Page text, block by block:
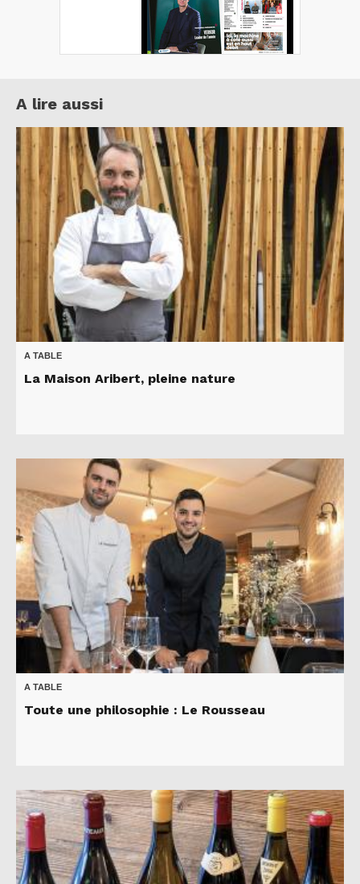
A lire aussi
A TABLE
La Maison Aribert, pleine nature
A TABLE
Toute une philosophie : Le Rousseau